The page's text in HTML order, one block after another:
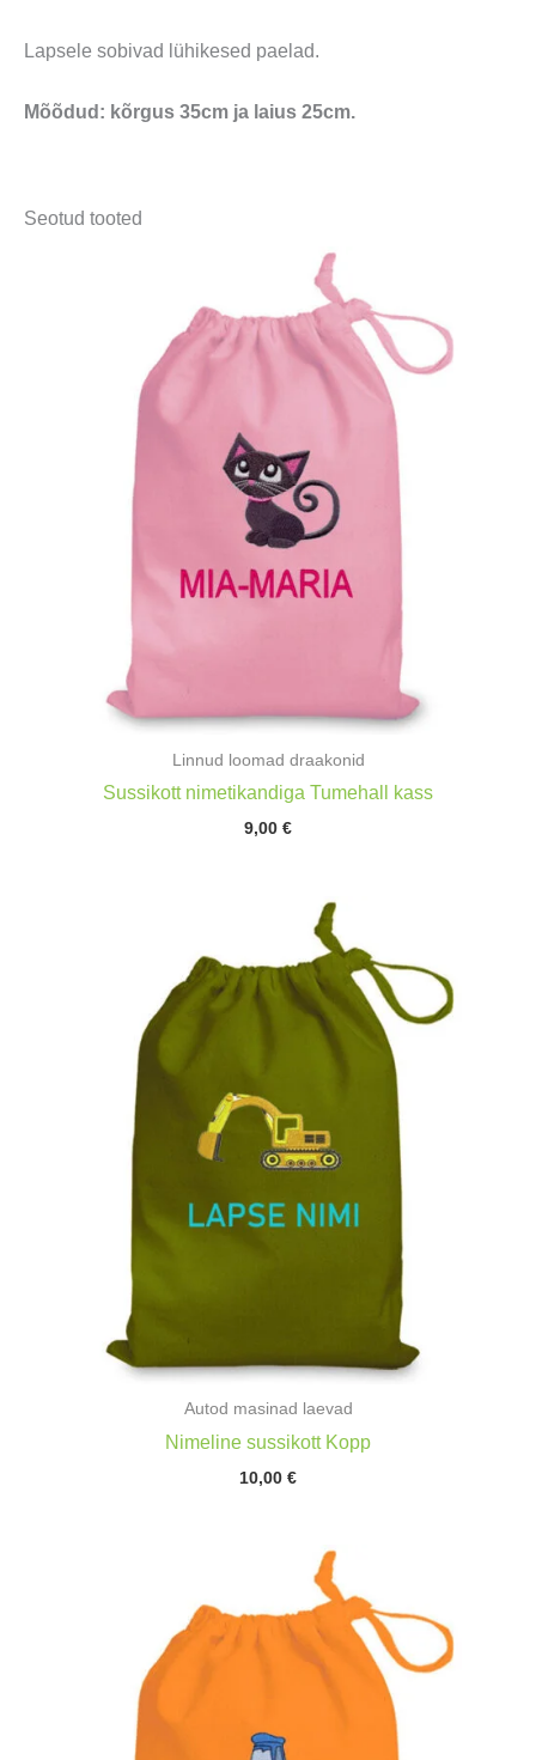
Lapsele sobivad lühikesed paelad.
Mõõdud: kõrgus 35cm ja laius 25cm.
Seotud tooted
Linnud loomad draakonid
Sussikott nimetikandiga Tumehall kass
9,00 €
Autod masinad laevad
Nimeline sussikott Kopp
10,00 €